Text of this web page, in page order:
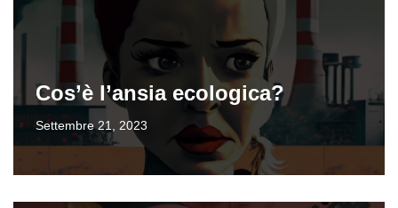
Cos’è l’ansia ecologica?
Settembre 21, 2023